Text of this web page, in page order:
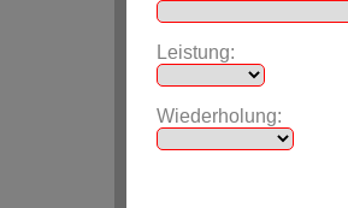
Leistung:
Wiederholung: